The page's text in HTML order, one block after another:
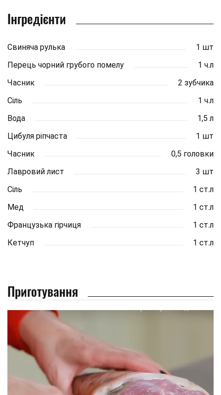
Інгредієнти
Свиняча рулька
1 шт
Перець чорний грубого помелу
1 ч.л
Часник
2 зубчика
Сіль
1 ч.л
Вода
1,5 л
Цибуля ріпчаста
1 шт
Часник
0,5 головки
Лавровий лист
3 шт
Сіль
1 ст.л
Мед
1 ст.л
Французька гірчиця
1 ст.л
Кетчуп
1 ст.л
Приготування